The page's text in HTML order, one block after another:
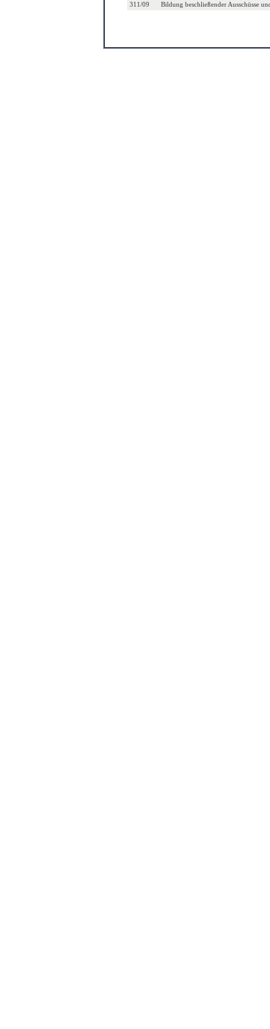
311/09
Bildung beschließender Ausschüsse